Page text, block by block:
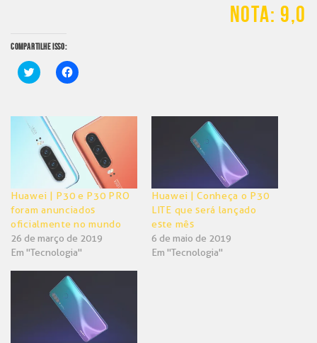
NOTA: 9,0
COMPARTILHE ISSO:
Clique
para
em
nova
janela)
Clique
para
nova
janela)
Huawei | P30 e P30 PRO
foram anunciados
oficialmente no mundo
26 de março de 2019
Em "Tecnologia"
Huawei | Conheça o P30
LITE que será lançado
este mês
6 de maio de 2019
Em "Tecnologia"